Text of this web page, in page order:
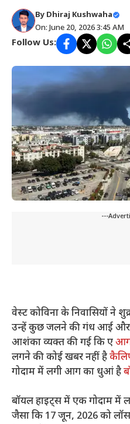
By Dhiraj Kushwaha
On: June 20, 2026 3:45 AM
Follow Us:
---
वेस्ट कोविना के निवासियों ने
उन्हें कुछ जलने की गंध आई और
आशंका व्यक्त की गई कि ए
लगने की कोई खबर नहीं है
गोदाम में लगी आग का धुआं है
बॉयल हाइट्स में एक गोदाम में
जैसा कि 17 जून, 2026 को